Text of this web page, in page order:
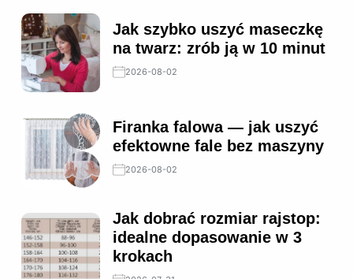
Jak szybko uszyć maseczkę
na twarz: zrób ją w 10 minut
2026-08-02
Firanka falowa — jak uszyć
efektowne fale bez maszyny
2026-08-02
Jak dobrać rozmiar rajstop:
idealne dopasowanie w 3
krokach